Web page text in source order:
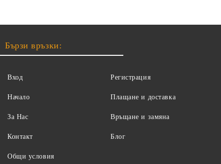
Бързи връзки:
Вход
Начало
За Нас
Контакт
Регистрация
Плащане и доставка
Връщане и замяна
Блог
Общи условия